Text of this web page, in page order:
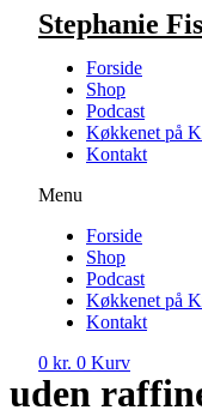
VidereStephanie
Forside
Shop
Podcast
Køkkenet på
Kontakt
Menu
Forside
Shop
Podcast
Køkkenet på
Kontakt
0 kr. 0 Kurv
uden